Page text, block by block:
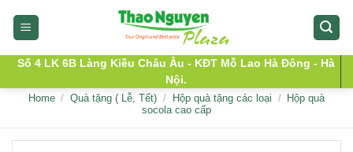
Số 4 LK 6B Làng Kiều Châu Âu - KĐT Mỗ Lao Hà Đông - Hà
Nội.
Home / Quà tặng ( Lễ, Tết) / Hộp quà tặng các loại /
Hộp quà
socola cao cấp